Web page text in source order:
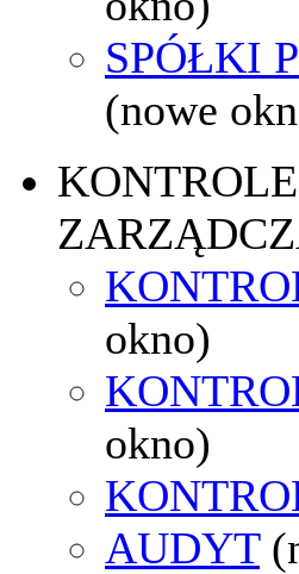
SPÓŁKI
(nowe
okno)
okno)
AUDYT